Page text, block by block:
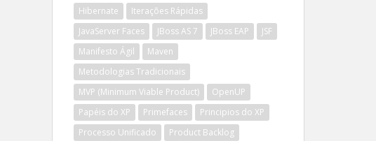
Hibernate
Iterações Rápidas
JavaServer Faces
JBoss AS 7 JBoss EAP
JSF
Manifesto Ágil
Maven
Metodologias Tradicionais
MVP (Minimum Viable Product)
OpenUP
Papéis do XP
Primefaces
Principios do XP
Processo Unificado
Product Backlog